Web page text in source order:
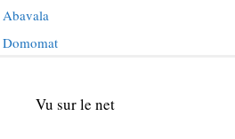
Abavala
Domomat
Vu sur le net